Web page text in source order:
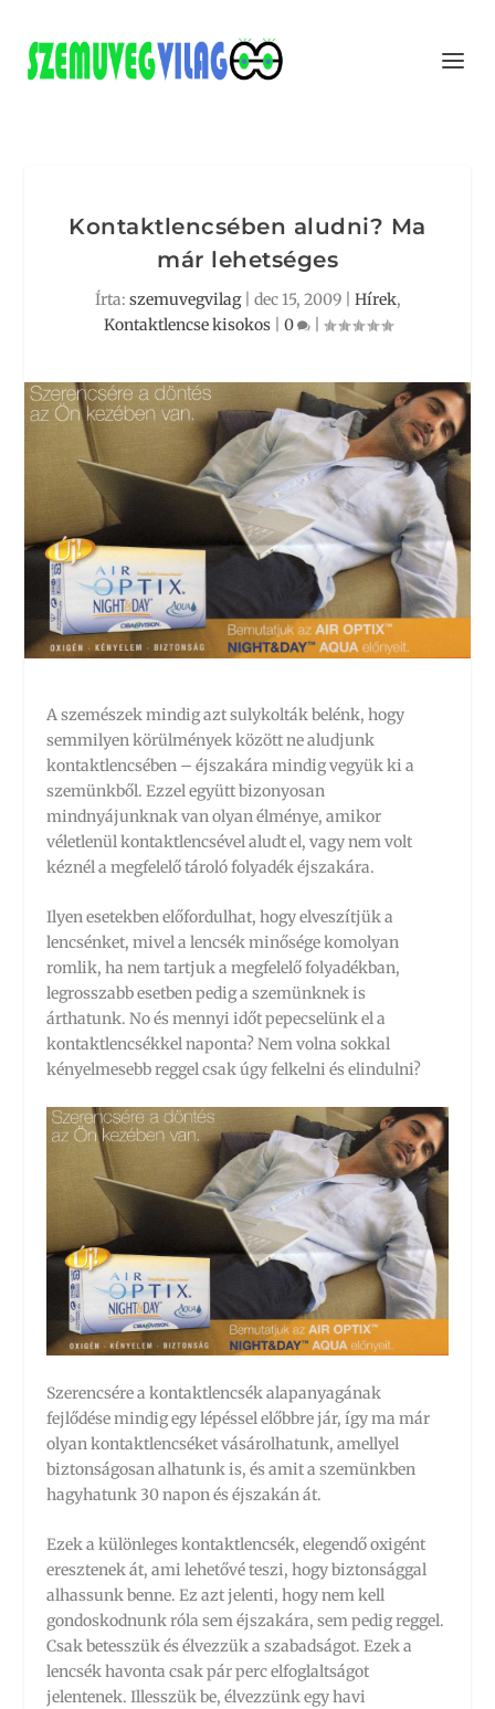
Kontaktlencsében aludni? Ma
már lehetséges
Írta: szemuvegvilag| dec 15, 2009| Hírek,
Kontaktlencse kisokos| 0 |
A szemészek mindig azt sulykolták belénk, hogy
semmilyen körülmények között ne aludjunk
kontaktlencsében – éjszakára mindig vegyük ki a
szemünkből. Ezzel együtt bizonyosan
mindnyájunknak van olyan élménye, amikor
véletlenül kontaktlencsével aludt el, vagy nem volt
kéznél a megfelelő tároló folyadék éjszakára.
Ilyen esetekben előfordulhat, hogy elveszítjük a
lencsénket, mivel a lencsék minősége komolyan
romlik, ha nem tartjuk a megfelelő folyadékban,
legrosszabb esetben pedig a szemünknek is
árthatunk. No és mennyi időt pepecselünk el a
kontaktlencsékkel naponta? Nem volna sokkal
kényelmesebb reggel csak úgy felkelni és elindulni?
Szerencsére a kontaktlencsék alapanyagának
fejlődése mindig egy lépéssel előbbre jár, így ma már
olyan kontaktlencséket vásárolhatunk, amellyel
biztonságosan alhatunk is, és amit a szemünkben
hagyhatunk 30 napon és éjszakán át.
Ezek a különleges kontaktlencsék, elegendő oxigént
eresztenek át, ami lehetővé teszi, hogy biztonsággal
alhassunk benne. Ez azt jelenti, hogy nem kell
gondoskodnunk róla sem éjszakára, sem pedig reggel.
Csak betesszük és élvezzük a szabadságot. Ezek a
lencsék havonta csak pár perc elfoglaltságot
jelentenek. Illesszük be, élvezzünk egy havi